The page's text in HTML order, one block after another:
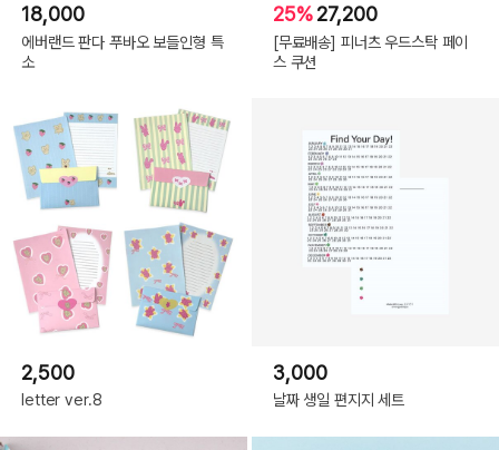
18,000
에버랜드 판다 푸바오 보들인형 특
소
25%27,200
[무료배송] 피너츠 우드스탁 페이
스 쿠션
2,500
letter ver.8
3,000
날짜 생일 편지지 세트